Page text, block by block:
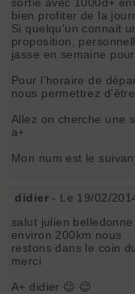
bien profiter de la
Si quelqu'un connait
proposition,
jasse en semaine
Pour l'horaire de
nous permettrez
Allez on cherche une
a+
Mon num est le
didier- Le 19/02/
salut julien
environ 200km nous
restons dans le coin
merci
A+ didier 😉 😉